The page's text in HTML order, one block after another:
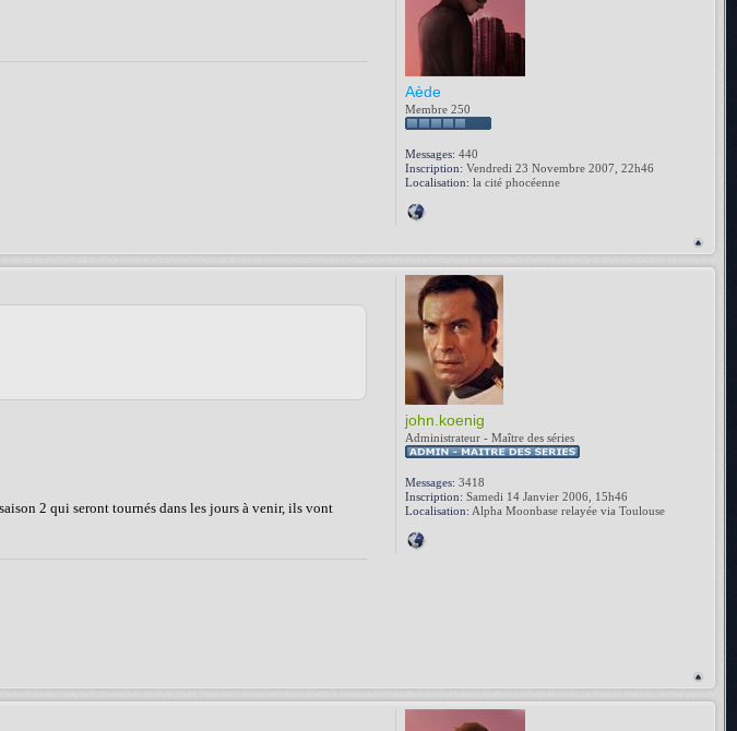
Aède
Membre 250
Messages: 440
Inscription: Vendredi 23 Novembre 2007, 22h46
Localisation: la cité phocéenne
2 qui seront tournés dans les jours à venir, ils vont
john.koenig
Administrateur - Maître des séries
Messages: 3418
Inscription: Samedi 14 Janvier 2006, 15h46
Localisation: Alpha Moonbase relayée via Toulouse